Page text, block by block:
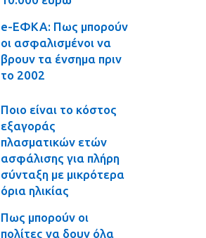
e-ΕΦΚΑ: Πως μπορούν
οι ασφαλισμένοι να
βρουν τα ένσημα πριν
το 2002
Ποιο είναι το κόστος
εξαγοράς
πλασματικών ετών
ασφάλισης για πλήρη
σύνταξη με μικρότερα
όρια ηλικίας
Πως μπορούν οι
πολίτες να δουν όλα